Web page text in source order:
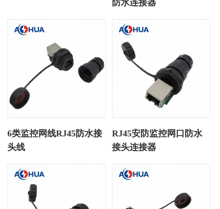
防水连接器
6类监控网线RJ45防水接
头线
RJ45安防监控网口防水
接头连接器